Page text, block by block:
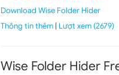
Download Wise Folder Hider
Thông tin thêm | Lượt xem (2679)
Wise Folder Hider